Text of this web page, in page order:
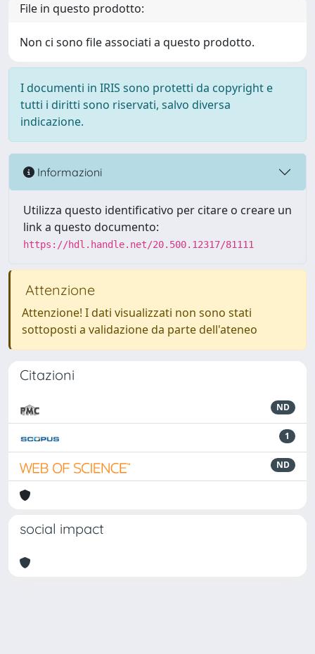
File in questo prodotto:
Non ci sono file associati a questo prodotto.
I documenti in IRIS sono protetti da copyright e
tutti i diritti sono riservati, salvo diversa
indicazione.
Informazioni
Utilizza questo identificativo per citare o creare un
link a questo documento:
https://hdl.handle.net/20.500.12317/81111
Attenzione
Attenzione! I dati visualizzati non sono stati
sottoposti a validazione da parte dell'ateneo
Citazioni
ND
1
ND
social impact